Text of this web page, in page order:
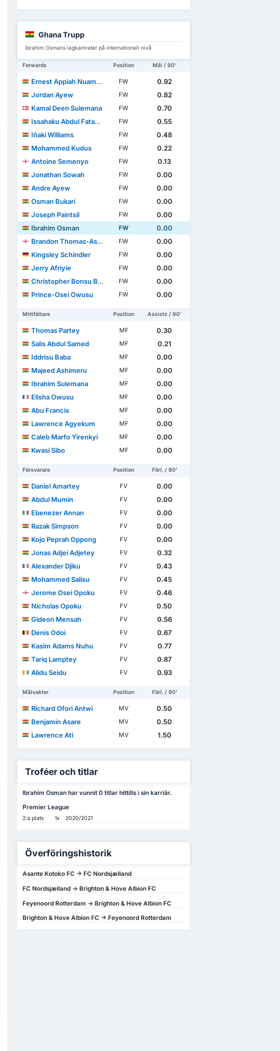
Ghana Trupp
Ibrahim Osmans lagkamrater på internationell nivå
Forwards Position Mål / 90'
Ernest Appiah Nuamah FW
0.92
Jordan Ayew
FW
0.82
Kamal Deen Sulemana
FW
0.70
Issahaku Abdul Fatawu
FW
0.55
Iñaki Williams
FW
0.48
Mohammed Kudus
FW
0.22
Antoine Semenyo
FW
0.13
Jonathan Sowah
FW
0.00
Andre Ayew
FW
0.00
Osman Bukari
FW
0.00
Joseph Paintsil
FW
0.00
Ibrahim Osman
FW
0.00
Brandon Thomas-Asante
FW
0.00
Kingsley Schindler
FW
0.00
Jerry Afriyie
FW
0.00
Christopher Bonsu Baah
FW
0.00
Prince-Osei Owusu
FW 0.00
Mittfältare Position Assists / 90'
Thomas Partey MF
0.30
Salis Abdul Samed
MF
0.21
Iddrisu Baba
MF
0.00
Majeed Ashimeru
MF
0.00
Ibrahim Sulemana
MF
0.00
Elisha Owusu
MF
0.00
Abu Francis
MF
0.00
Lawrence Agyekum
MF
0.00
Caleb Marfo Yirenkyi
MF
0.00
Kwasi Sibo
MF 0.00
Försvarare Position Förl. / 90'
Daniel Amartey FV
0.00
Abdul Mumin
FV
0.00
Ebenezer Annan
FV
0.00
Razak Simpson
FV
0.00
Kojo Peprah Oppong
FV
0.00
Jonas Adjei Adjetey
FV
0.32
Alexander Djiku
FV
0.43
Mohammed Salisu
FV
0.45
Jerome Osei Opoku
FV
0.46
Nicholas Opoku
FV
0.50
Gideon Mensah
FV
0.56
Denis Odoi
FV
0.67
Kasim Adams Nuhu
FV
0.77
Tariq Lamptey
FV
0.87
Alidu Seidu
FV 0.93
Målvakter Position Förl. / 90'
Richard Ofori Antwi MV
0.50
Benjamin Asare
MV
0.50
Lawrence Ati
MV 1.50
Troféer och titlar
Ibrahim Osman har vunnit 0 titlar hittills i sin karriär.
Premier League
2:a plats 1x 2020/2021
Överföringshistorik
Asante Kotoko FC -> FC Nordsjælland
FC Nordsjælland -> Brighton & Hove Albion FC
Feyenoord Rotterdam -> Brighton & Hove Albion FC
Brighton & Hove Albion FC -> Feyenoord Rotterdam